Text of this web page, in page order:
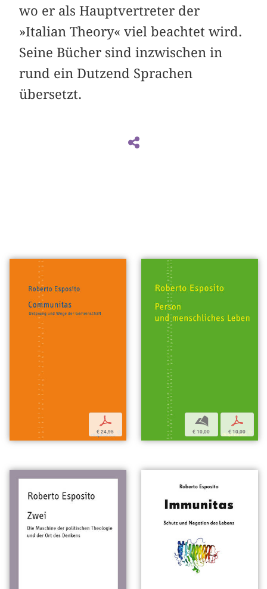
wo er als Hauptvertreter der
»Italian Theory« viel beachtet wird.
Seine Bücher sind inzwischen in
rund ein Dutzend Sprachen
übersetzt.
p
€ 24,95
b
€ 10,00
p
€ 10,00